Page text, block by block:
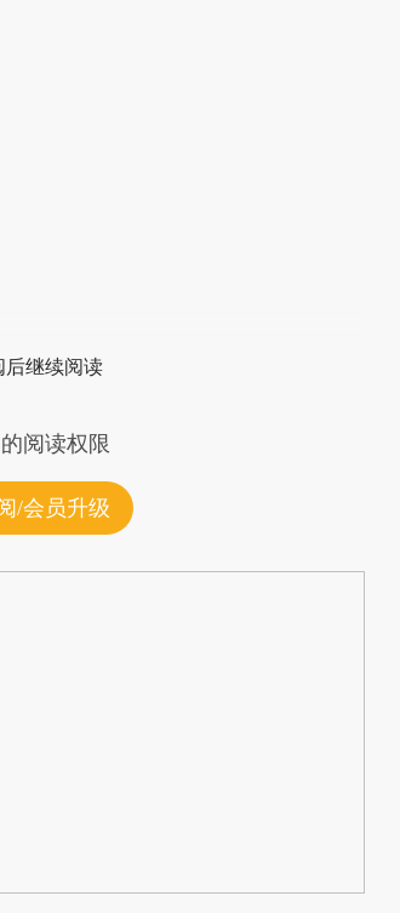
后继续阅读
阅读权限
/会员升级